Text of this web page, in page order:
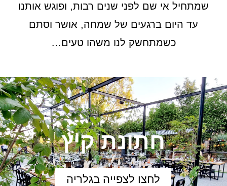
שמתחיל אי שם לפני שנים רבות, ופוגש אותנו
עד היום ברגעים של שמחה, אושר וסתם
כשמתחשק לנו משהו טעים…
חתונת קיץ
לחצו לצפייה בגלריה